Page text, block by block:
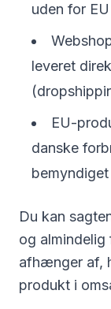
uden for
leveret
EU-
danske
Du kan
og almindelig
afhænger af,
produkt i